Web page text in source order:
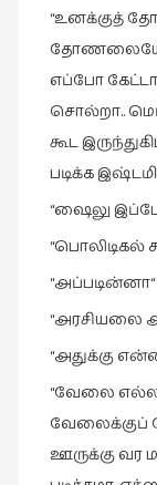
விமர்சனம்
விளையாட்டு
ஷேக்ஸ்பியரின்
உலகம்
“உனக்குத்
தோணலையே..
எப்போ
சொல்றா..
கூட
படிக்க
“ஷைலு
“அப்படின்னா“
“அரசியலை
“அதுக்கு
“வேலை
வேலைக்குப்
ஊருக்கு வர